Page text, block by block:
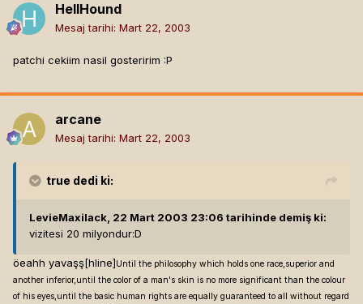
HellHound
Mesaj tarihi: Mart 22, 2003
patchi cekiim nasil gosteririm :P
arcane
Mesaj tarihi: Mart 22, 2003
true dedi ki:
LevieMaxilack, 22 Mart 2003 23:06 tarihinde demiş ki:
vizitesi 20 milyondur:D
öeahh yavaşş[hline]Until the philosophy which holds one race,superior and
another inferior,until the color of a man's skin is no more significant than the colour
of his eyes,until the basic human rights are equally guaranteed to all without regard